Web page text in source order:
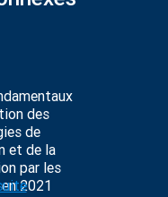
des
de
et de la
par les
2021